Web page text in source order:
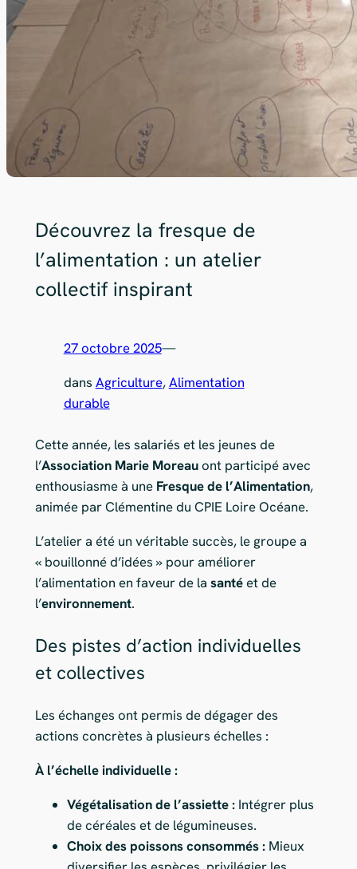
Découvrez la fresque de
l’alimentation : un atelier
collectif inspirant
27 octobre 2025—
dans Agriculture, Alimentation
durable
Cette année, les salariés et les jeunes de
l’Association Marie Moreauont participé avec
enthousiasme à une Fresque de l’Alimentation,
animée par Clémentine du CPIE Loire Océane.
L’atelier a été un véritable succès, le groupe a
« bouillonné d’idées » pour améliorer
l’alimentation en faveur de la santéet de
l’environnement.
Des pistes d’action individuelles
et collectives
Les échanges ont permis de dégager des
actions concrètes à plusieurs échelles :
À l’échelle individuelle :
Végétalisation de l’assiette :Intégrer plus
de céréales et de légumineuses.
Choix des poissons consommés :Mieux